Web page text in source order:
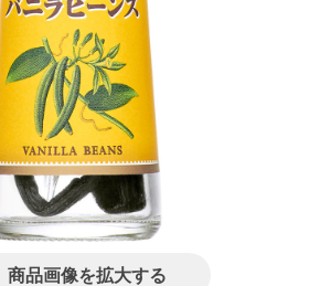
商品画像を拡大する